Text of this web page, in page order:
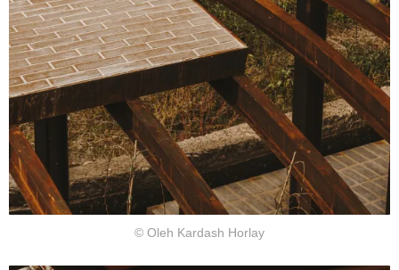
© Oleh Kardash Horlay